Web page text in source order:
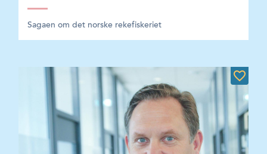
Sagaen om det norske rekefiskeriet